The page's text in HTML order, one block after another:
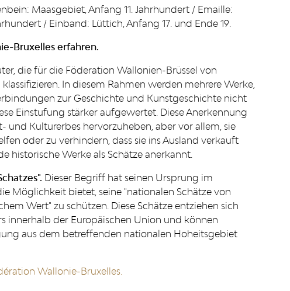
Maasgebiet, Anfang 11. Jahrhundert / Emaille:
/ Einband: Lüttich, Anfang 17. und Ende 19.
Bruxelles erfahren.
die für die Föderation Wallonien-Brüssel von
In diesem Rahmen werden mehrere Werke,
zur Geschichte und Kunstgeschichte nicht
Einstufung stärker aufgewertet. Diese Anerkennung
und Kulturerbes hervorzuheben, aber vor allem, sie
oder zu verhindern, dass sie ins Ausland verkauft
historische Werke als Schätze anerkannt.
Dieser Begriff hat seinen Ursprung im
Möglichkeit bietet, seine "nationalen Schätze von
Wert" zu schützen. Diese Schätze entziehen sich
innerhalb der Europäischen Union und können
aus dem betreffenden nationalen Hoheitsgebiet
Wallonie-Bruxelles.